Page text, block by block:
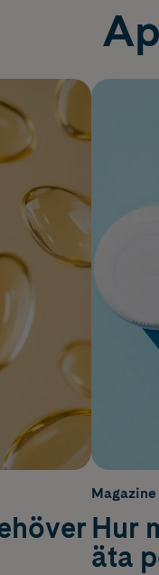
Hur
äta